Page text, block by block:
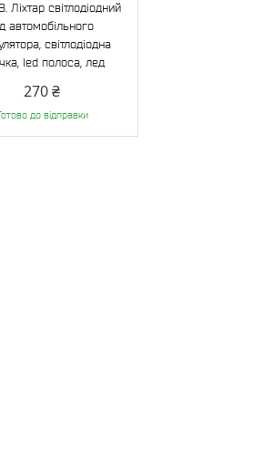
Ліхтар світлодіодний
автомобільного
світлодіодна
led полоса, лед
270 ₴
до відправки